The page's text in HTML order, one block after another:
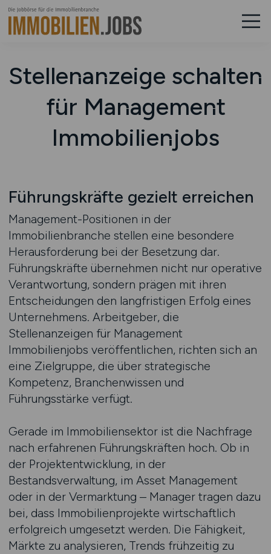
Stellenanzeige schalten
für Management
Immobilienjobs
Führungskräfte gezielt erreichen
Management-Positionen in der
Immobilienbranche stellen eine besondere
Herausforderung bei der Besetzung dar.
Führungskräfte übernehmen nicht nur operative
Verantwortung, sondern prägen mit ihren
Entscheidungen den langfristigen Erfolg eines
Unternehmens. Arbeitgeber, die
Stellenanzeigen für Management
Immobilienjobs veröffentlichen, richten sich an
eine Zielgruppe, die über strategische
Kompetenz, Branchenwissen und
Führungsstärke verfügt.
Gerade im Immobiliensektor ist die Nachfrage
nach erfahrenen Führungskräften hoch. Ob in
der Projektentwicklung, in der
Bestandsverwaltung, im Asset Management
oder in der Vermarktung – Manager tragen dazu
bei, dass Immobilienprojekte wirtschaftlich
erfolgreich umgesetzt werden. Die Fähigkeit,
Märkte zu analysieren, Trends frühzeitig zu